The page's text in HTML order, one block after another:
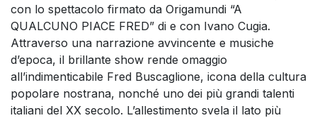
con lo spettacolo firmato da Origamundi “A
QUALCUNO PIACE FRED” di e con Ivano Cugia.
Attraverso una narrazione avvincente e musiche
d’epoca, il brillante show rende omaggio
all’indimenticabile Fred Buscaglione, icona della cultura
popolare nostrana, nonché uno dei più grandi talenti
italiani del XX secolo. L’allestimento svela il lato più